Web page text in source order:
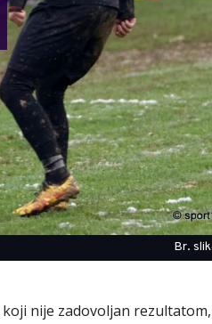
Br.
koji nije zadovoljan